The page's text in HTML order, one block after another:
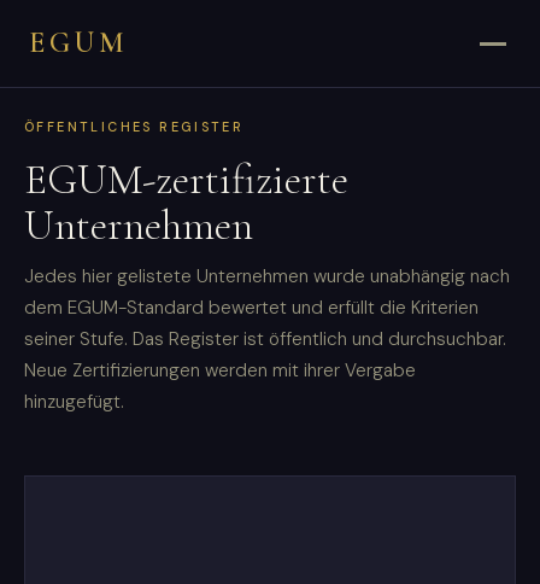
EGUM
ÖFFENTLICHES REGISTER
EGUM-zertifizierte
Unternehmen
Jedes hier gelistete Unternehmen wurde unabhängig nach
dem EGUM-Standard bewertet und erfüllt die Kriterien
seiner Stufe. Das Register ist öffentlich und durchsuchbar.
Neue Zertifizierungen werden mit ihrer Vergabe
hinzugefügt.